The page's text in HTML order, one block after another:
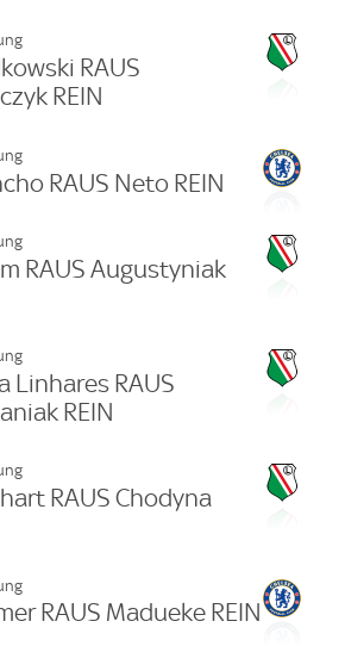
RAUS
REIN
RAUS Neto REIN
RAUS Augustyniak
Linhares RAUS
REIN
RAUS Chodyna
RAUS Madueke REIN